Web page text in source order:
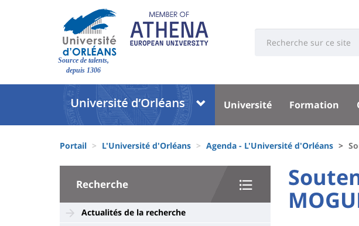
Site
Source de talents,
depuis 1306
Université
Université
Block
liste
des
composantes
Menu
principal
Université Formation
d'Ariane
Portail L'Université d'Orléans Agenda - L'Université d'Orléans
University
Sidebar
Recherche
Actualités de la recherche
:
Main
Titre